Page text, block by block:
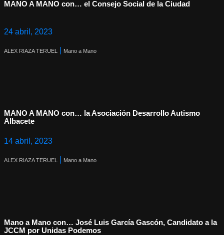
MANO A MANO con… el Consejo Social de la Ciudad
24 abril, 2023
ALEX RIAZA TERUEL Mano a Mano
MANO A MANO con… la Asociación Desarrollo Autismo
Albacete
14 abril, 2023
ALEX RIAZA TERUEL Mano a Mano
Mano a Mano con… José Luis García Gascón, Candidato a la
JCCM por Unidas Podemos